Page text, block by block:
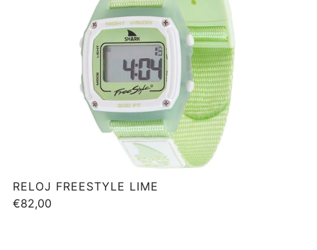
RELOJ FREESTYLE LIME
€82,00